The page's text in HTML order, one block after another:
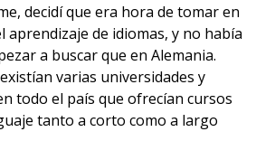
decidí que era hora de tomar en
de idiomas, y no había
a buscar que en Alemania.
varias universidades y
todo el país que ofrecían cursos
tanto a corto como a largo